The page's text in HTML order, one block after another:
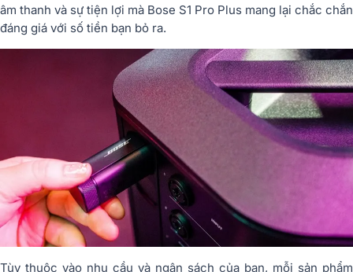
âm thanh và sự tiện lợi mà Bose S1 Pro Plus mang lại chắc chắn
đáng giá với số tiền bạn bỏ ra.
Tùy thuộc vào nhu cầu và ngân sách của bạn, mỗi sản phẩm